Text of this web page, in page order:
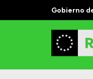
Gobierno